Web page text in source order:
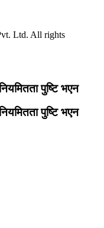
Ltd. All rights
पुष्टि भएन
पुष्टि भएन